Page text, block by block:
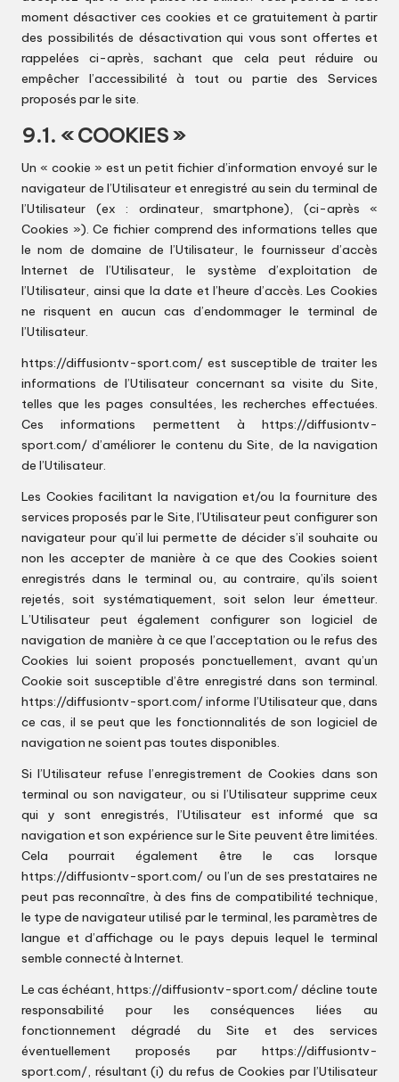
moment désactiver ces cookies et ce gratuitement à partir
des possibilités de désactivation qui vous sont offertes et
rappelées ci-après, sachant que cela peut réduire ou
empêcher l’accessibilité à tout ou partie des Services
proposés par le site.
9.1. « COOKIES »
Un « cookie » est un petit fichier d’information envoyé sur le
navigateur de l’Utilisateur et enregistré au sein du terminal de
l’Utilisateur (ex : ordinateur, smartphone), (ci-après «
Cookies »). Ce fichier comprend des informations telles que
le nom de domaine de l’Utilisateur, le fournisseur d’accès
Internet de l’Utilisateur, le système d’exploitation de
l’Utilisateur, ainsi que la date et l’heure d’accès. Les Cookies
ne risquent en aucun cas d’endommager le terminal de
l’Utilisateur.
https://diffusiontv-sport.com/ est susceptible de traiter les
informations de l’Utilisateur concernant sa visite du Site,
telles que les pages consultées, les recherches effectuées.
Ces informations permettent à https://diffusiontv-
sport.com/ d’améliorer le contenu du Site, de la navigation
de l’Utilisateur.
Les Cookies facilitant la navigation et/ou la fourniture des
services proposés par le Site, l’Utilisateur peut configurer son
navigateur pour qu’il lui permette de décider s’il souhaite ou
non les accepter de manière à ce que des Cookies soient
enregistrés dans le terminal ou, au contraire, qu’ils soient
rejetés, soit systématiquement, soit selon leur émetteur.
L’Utilisateur peut également configurer son logiciel de
navigation de manière à ce que l’acceptation ou le refus des
Cookies lui soient proposés ponctuellement, avant qu’un
Cookie soit susceptible d’être enregistré dans son terminal.
https://diffusiontv-sport.com/informe l’Utilisateur que, dans
ce cas, il se peut que les fonctionnalités de son logiciel de
navigation ne soient pas toutes disponibles.
Si l’Utilisateur refuse l’enregistrement de Cookies dans son
terminal ou son navigateur, ou si l’Utilisateur supprime ceux
qui y sont enregistrés, l’Utilisateur est informé que sa
navigation et son expérience sur le Site peuvent être limitées.
Cela pourrait également être le cas lorsque
https://diffusiontv-sport.com/ ou l’un de ses prestataires ne
peut pas reconnaître, à des fins de compatibilité technique,
le type de navigateur utilisé par le terminal, les paramètres de
langue et d’affichage ou le pays depuis lequel le terminal
semble connecté à Internet.
Le cas échéant, https://diffusiontv-sport.com/décline toute
responsabilité pour les conséquences liées au
fonctionnement dégradé du Site et des services
éventuellement proposés par https://diffusiontv-
sport.com/, résultant (i) du refus de Cookies par l’Utilisateur